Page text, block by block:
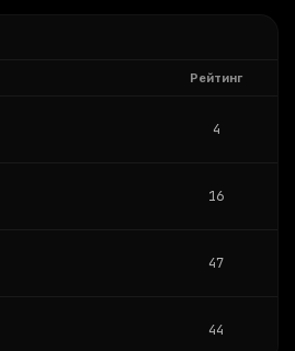
Рейтинг
4
16
47
44